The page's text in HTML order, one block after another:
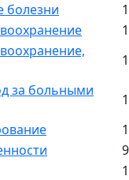
болезни
1
1
за больными
1
1
9
1